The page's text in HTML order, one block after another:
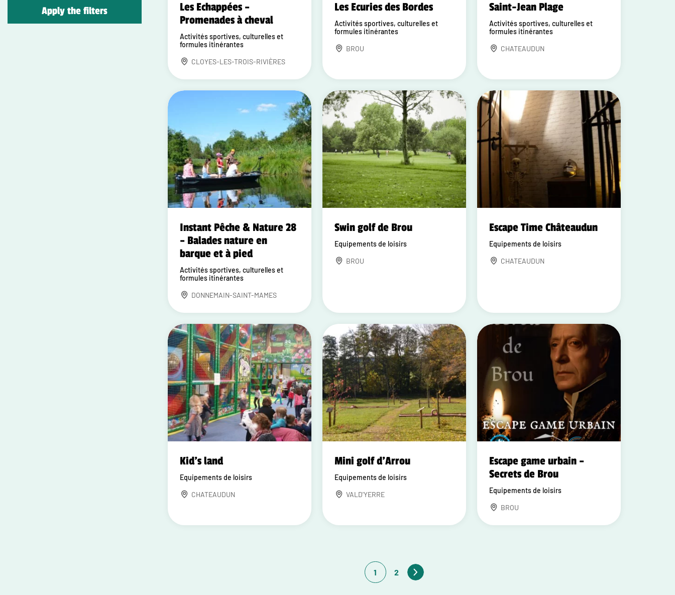
Apply the filters
Les Echappées –
Promenades à cheval
Activités sportives, culturelles et
formules itinérantes
CLOYES-LES-TROIS-RIVIÈRES
Les Ecuries des Bordes
Activités sportives, culturelles et
formules itinérantes
BROU
Saint-Jean Plage
Activités sportives, culturelles et
formules itinérantes
CHATEAUDUN
Instant Pêche & Nature 28
– Balades nature en
barque et à pied
Activités sportives, culturelles et
formules itinérantes
DONNEMAIN-SAINT-MAMES
Swin golf de Brou
Equipements de loisirs
BROU
Escape Time Châteaudun
Equipements de loisirs
CHATEAUDUN
Kid's land
Equipements de loisirs
CHATEAUDUN
Mini golf d'Arrou
Equipements de loisirs
VALD'YERRE
Escape game urbain –
Secrets de Brou
Equipements de loisirs
BROU
1 2